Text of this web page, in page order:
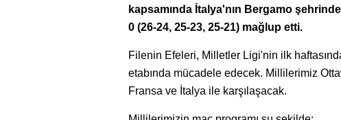
kapsamında İtalya'nın Bergamo
0 (26-24, 25-23, 25-21) mağlup etti.
Filenin Efeleri, Milletler Ligi'nin ilk
etabında mücadele edecek. Millilerimiz
Fransa ve İtalya ile karşılaşacak.